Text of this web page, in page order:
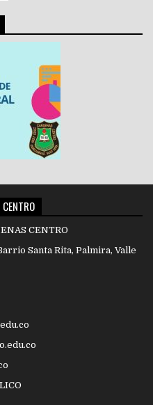
CENTRO
Santa Rita, Palmira, Valle